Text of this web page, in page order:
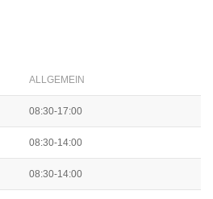
ALLGEMEIN
08:30-17:00
08:30-14:00
08:30-14:00